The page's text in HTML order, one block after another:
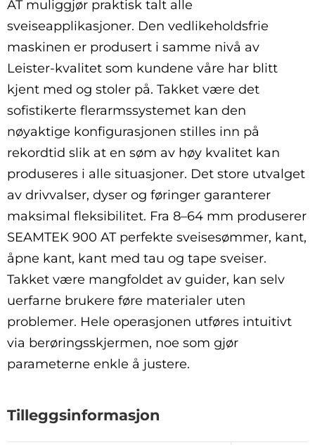
AT muliggjør praktisk talt alle
sveiseapplikasjoner. Den vedlikeholdsfrie
maskinen er produsert i samme nivå av
Leister-kvalitet som kundene våre har blitt
kjent med og stoler på. Takket være det
sofistikerte flerarmssystemet kan den
nøyaktige konfigurasjonen stilles inn på
rekordtid slik at en søm av høy kvalitet kan
produseres i alle situasjoner. Det store utvalget
av drivvalser, dyser og føringer garanterer
maksimal fleksibilitet. Fra 8–64 mm produserer
SEAMTEK 900 AT perfekte sveisesømmer, kant,
åpne kant, kant med tau og tape sveiser.
Takket være mangfoldet av guider, kan selv
uerfarne brukere føre materialer uten
problemer. Hele operasjonen utføres intuitivt
via berøringsskjermen, noe som gjør
parameterne enkle å justere.
Tilleggsinformasjon